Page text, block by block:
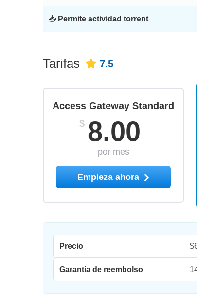
📥 Permite actividad torrent
Tarifas 7.5
Access Gateway Standard
$ 8.00
por mes
Empieza ahora
Precio
Garantía de reembolso